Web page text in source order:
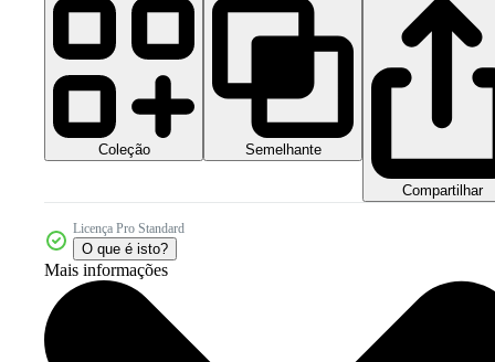
Coleção Semelhante
Compartilhar
Licença Pro Standard
O que é isto?
Mais informações